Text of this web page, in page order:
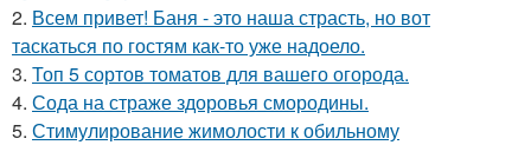
2. Всем привет! Баня - это наша страсть, но вот
таскаться по гостям как-то уже надоело.
3. Топ 5 сортов томатов для вашего огорода.
4. Сода на страже здоровья смородины.
5. Стимулирование жимолости к обильному